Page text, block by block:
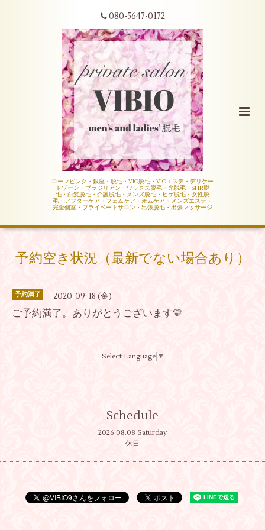
080-5647-0172
ローマピンク・銀座・脱毛・VIO脱毛・VIOエステ・デリケー
トゾーン・ブラジリアン・ワックス脱毛・光脱毛・SHR脱
毛・白髪脱毛・介護脱毛・メンズ脱毛・ヒゲ脱毛・女性脱
毛・アフターケア・フェムケア・オムケア・メンズエステ・
完全個室・プライベートサロン・出張脱毛・出張マッサージ
予約空き状況（最新でない場合あり）
予約満了 2020-09-18 (金)
ご予約満了。ありがとうございます💛
Select Language ▼
Schedule
2026.08.08 Saturday
休日